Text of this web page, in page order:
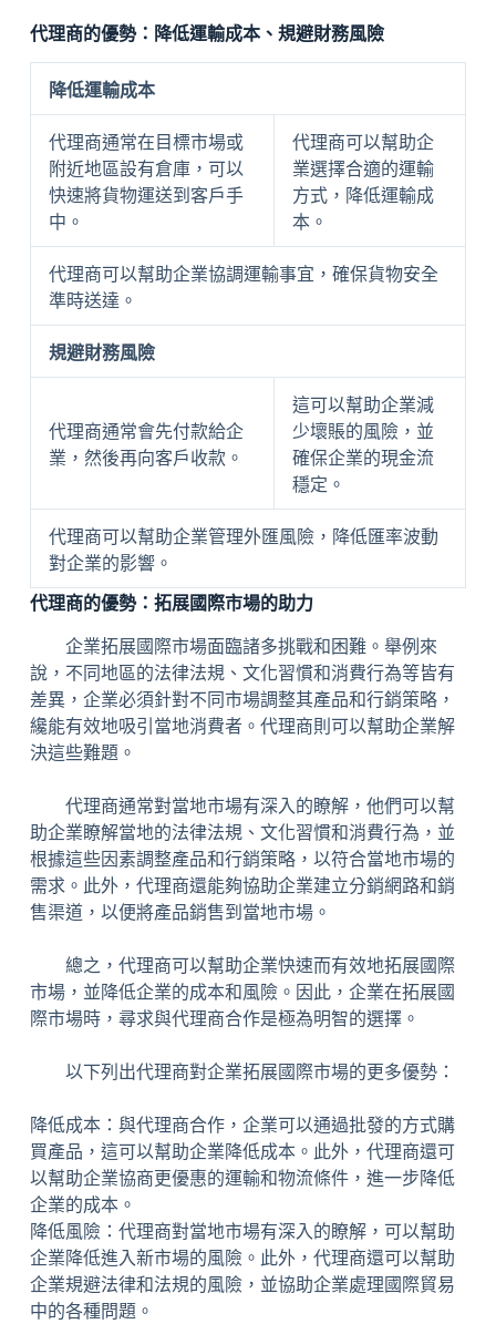
代理商的優勢：降低運輸成本、規避財務風險
降低運輸成本
代理商通常在目標市場或
附近地區設有倉庫，可以
快速將貨物運送到客戶手
中。
代理商可以幫助企
業選擇合適的運輸
方式，降低運輸成
本。
代理商可以幫助企業協調運輸事宜，確保貨物安全
準時送達。
規避財務風險
代理商通常會先付款給企
業，然後再向客戶收款。
這可以幫助企業減
少壞賬的風險，並
確保企業的現金流
穩定。
代理商可以幫助企業管理外匯風險，降低匯率波動
對企業的影響。
代理商的優勢：拓展國際市場的助力
企業拓展國際市場面臨諸多挑戰和困難。舉例來
說，不同地區的法律法規、文化習慣和消費行為等皆有
差異，企業必須針對不同市場調整其產品和行銷策略，
纔能有效地吸引當地消費者。代理商則可以幫助企業解
決這些難題。
代理商通常對當地市場有深入的瞭解，他們可以幫
助企業瞭解當地的法律法規、文化習慣和消費行為，並
根據這些因素調整產品和行銷策略，以符合當地市場的
需求。此外，代理商還能夠協助企業建立分銷網路和銷
售渠道，以便將產品銷售到當地市場。
總之，代理商可以幫助企業快速而有效地拓展國際
市場，並降低企業的成本和風險。因此，企業在拓展國
際市場時，尋求與代理商合作是極為明智的選擇。
以下列出代理商對企業拓展國際市場的更多優勢：
降低成本：與代理商合作，企業可以通過批發的方式購
買產品，這可以幫助企業降低成本。此外，代理商還可
以幫助企業協商更優惠的運輸和物流條件，進一步降低
企業的成本。
降低風險：代理商對當地市場有深入的瞭解，可以幫助
企業降低進入新市場的風險。此外，代理商還可以幫助
企業規避法律和法規的風險，並協助企業處理國際貿易
中的各種問題。